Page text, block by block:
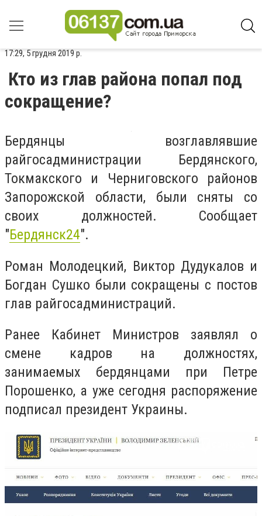
17:29, 5 грудня 2019 р.
Кто из глав района попал под
сокращение?
Бердянцы возглавлявшие
райгосадминистрации Бердянского,
Токмакского и Черниговского районов
Запорожской области, были сняты со
своих должностей. Сообщает
"Бердянск24".
Роман Молодецкий, Виктор Дудукалов и
Богдан Сушко были сокращены с постов
глав райгосадминистраций.
Ранее Кабинет Министров заявлял о
смене кадров на должностях,
занимаемых бердянцами при Петре
Порошенко, а уже сегодня распоряжение
подписал президент Украины.